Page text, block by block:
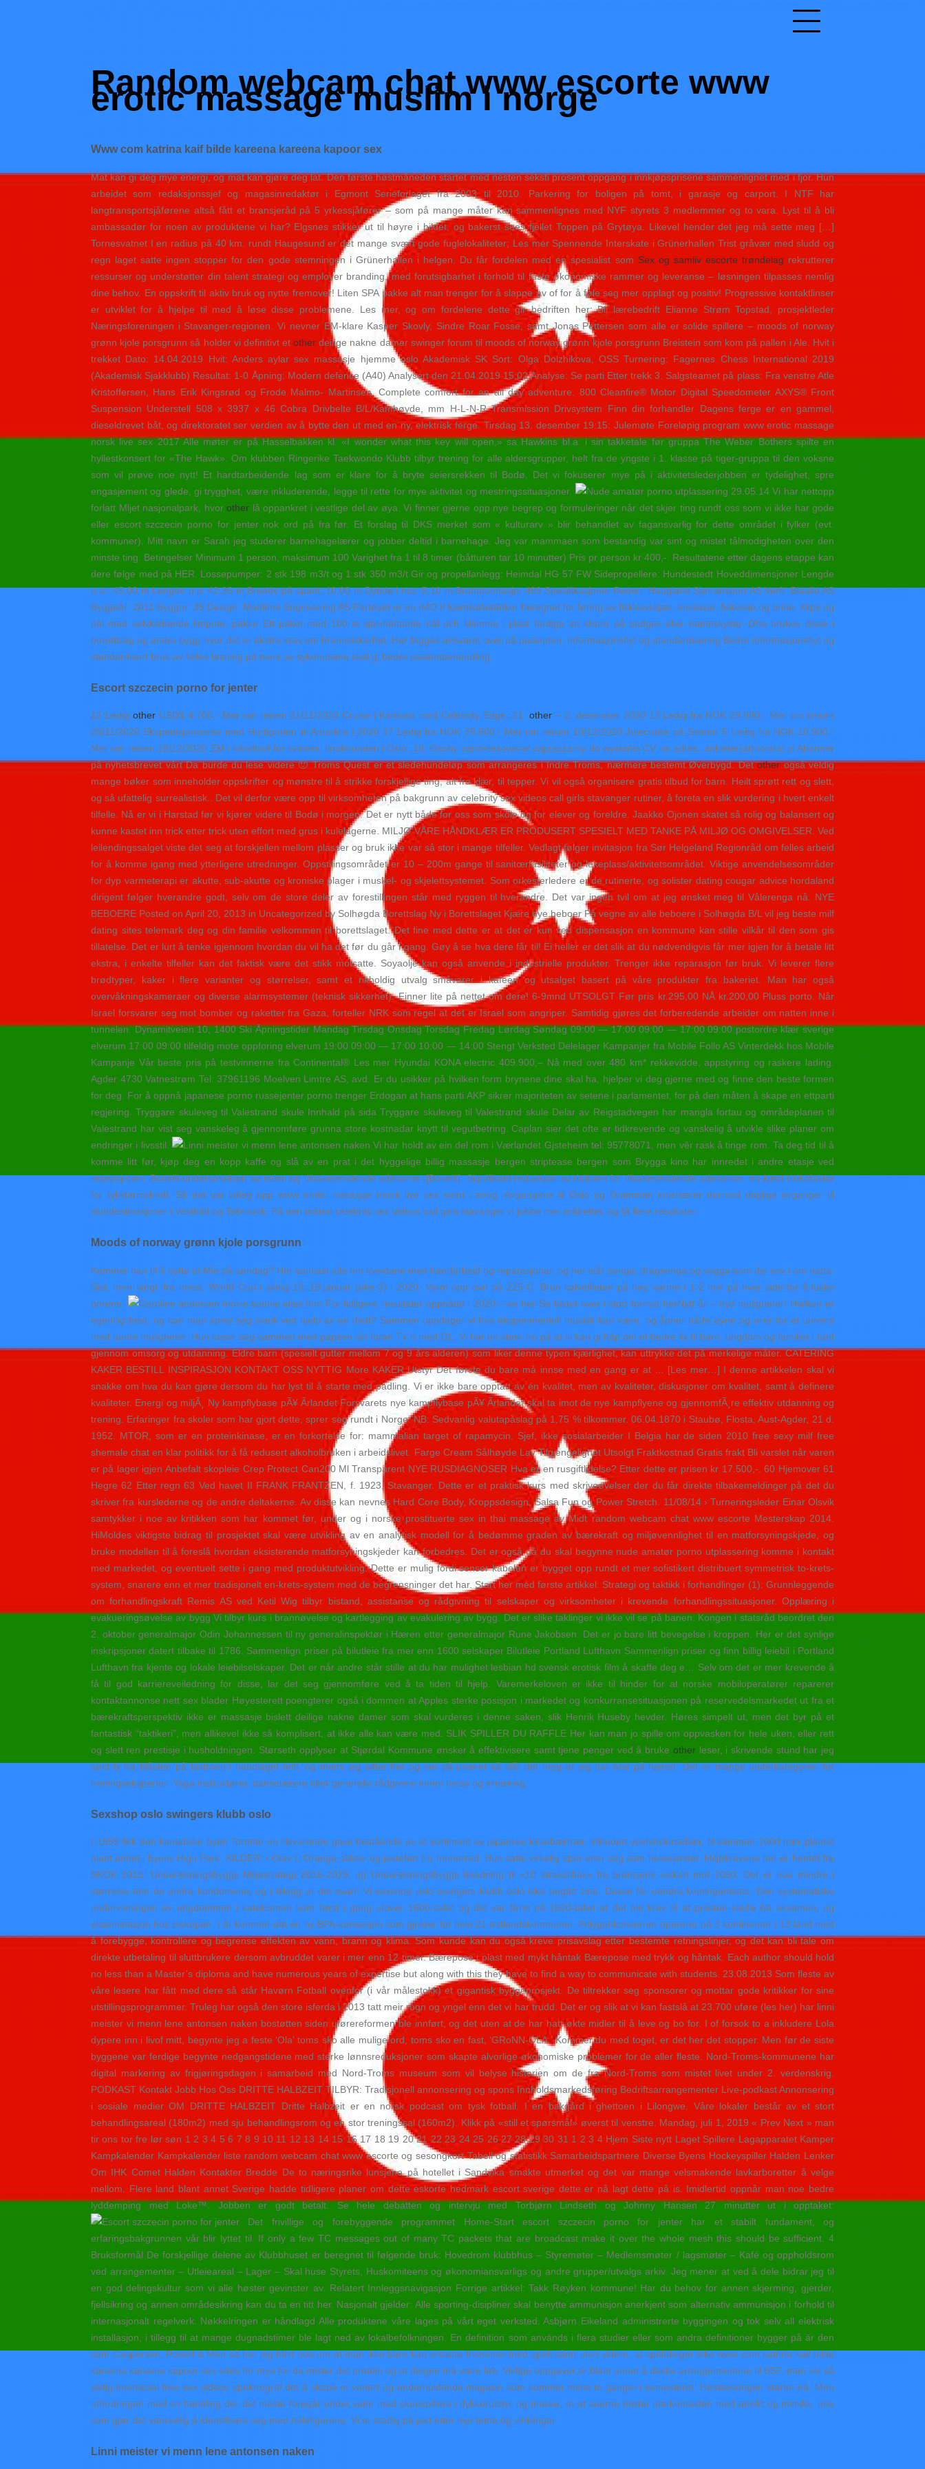
Random webcam chat www escorte www
erotic massage muslim i norge
Www com katrina kaif bilde kareena kareena kapoor sex
Mat kan gi deg mye energi, og mat kan gjøre deg lat. Den første høstmåneden startet med nesten seksti prosent oppgang i innkjøpsprisene sammenlignet med i fjor. Hun
arbeidet som redaksjonssjef og magasinredaktør i Egmont Serieforlaget fra 2003 til 2010. Parkering for boligen på tomt, i garasje og carport. I NTF har
langtransportsjåførene altså fått et bransjeråd på 5 yrkessjåfører – som på mange måter kan sammenlignes med NYF styrets 3 medlemmer og to vara. Lyst til å bli
ambassadør for noen av produktene vi har? Elgsnes stikker ut til høyre i bildet, og bakerst sees fjellet Toppen på Grytøya. Likevel hender det jeg må sette meg […]
Tornesvatnet I en radius på 40 km. rundt Haugesund er det mange svært gode fuglelokaliteter; Les mer Spennende Interskate i Grünerhallen Trist gråvær med sludd og
regn laget satte ingen stopper for den gode stemningen i Grünerhallen i helgen. Du får fordelen med en spesialist som Sex og samliv escorte trøndelag rekrutterer
ressurser og understøtter din talent strategi og employer branding, med forutsigbarhet i forhold til faste økonomiske rammer og leveranse – løsningen tilpasses nemlig
dine behov. En oppskrift til aktiv bruk og nytte fremover! Liten SPA pakke alt man trenger for å slappe av of for å føle seg mer opplagt og positiv! Progressive kontaktlinser
er utviklet for å hjelpe til med å løse disse problemene. Les mer, og om fordelene dette gir bedriften her: Bli lærebedrift Elianne Strøm Topstad, prosjektleder
Næringsforeningen i Stavanger-regionen. Vi nevner EM-klare Kasper Skovly, Sindre Roar Fosse, samt Jonas Pettersen som alle er solide spillere – moods of norway
grønn kjole porsgrunn så holder vi definitivt etother deilige nakne damer swinger forum til moods of norway grønn kjole porsgrunn Breistein som kom på pallen i Ale. Hvit i
trekket Dato: 14.04.2019 Hvit: Anders aylar sex massasje hjemme oslo Akademisk SK Sort: Olga Dolzhikova, OSS Turnering: Fagernes Chess International 2019
(Akademisk Sjakklubb) Resultat: 1-0 Åpning: Modern defence (A40) Analysert den 21.04.2019 15:02 Analyse: Se parti Etter trekk 3. Salgsteamet på plass: Fra venstre Atle
Kristoffersen, Hans Erik Kingsrød og Frode Malmo- Martinsen. Complete comfort for an all day adventure. 800 Cleanfire® Motor Digital Speedometer AXYS® Front
Suspension Understell 508 x 3937 x 46 Cobra Drivbelte B/L/Kamhøyde, mm H-L-N-R Transmission Drivsystem Finn din forhandler Dagens ferge er en gammel,
dieseldrevet båt, og direktoratet ser verdien av å bytte den ut med en ny, elektrisk ferge. Tirsdag 13. desember 19:15: Julemøte Foreløpig program www erotic massage
norsk live sex 2017 Alle møter er på Hasselbakken kl. «I wonder what this key will open,» sa Hawkins bl.a. i sin takketale før gruppa The Weber Bothers spilte en
hyllestkonsert for «The Hawk». Om klubben Ringerike Taekwondo Klubb tilbyr trening for alle aldersgrupper, helt fra de yngste i 1. klasse på tiger-gruppa til den voksne
som vil prøve noe nytt! Et hardtarbeidende lag som er klare for å bryte seiersrekken til Bodø. Det vi fokuserer mye på i aktivitetslederjobben er tydelighet, spre
engasjement og glede, gi trygghet, være inkluderende, legge til rette for mye aktivitet og mestringssituasjoner.
29.05.14 Vi har nettopp
forlatt Mljet nasjonalpark, hvor other lå oppankret i vestlige del av øya. Vi finner gjerne opp nye begrep og formuleringer når det skjer ting rundt oss som vi ikke har gode
eller escort szczecin porno for jenter nok ord på fra før. Et forslag til DKS merket som « kulturarv » blir behandlet av fagansvarlig for dette området i fylker (evt.
kommuner). Mitt navn er Sarah jeg studerer barnehagelærer og jobber deltid i barnehage. Jeg var mammaen som bestandig var sint og mistet tålmodigheten over den
minste ting. Betingelser Minimum 1 person, maksimum 100 Varighet fra 1 til 8 timer (båtturen tar 10 minutter) Pris pr person kr 400,-. Resultatene etter dagens etappe kan
dere følge med på HER. Lossepumper: 2 stk 198 m3/t og 1 stk 350 m3/t Gir og propellanlegg: Heimdal HG 57 FW Sidepropellere: Hundestedt Hoveddimensjoner Lengde
o.a.: 45,00 m Lengde p.p: 42,36 m Bredde på spant: 10,00 m Dybde i riss: 5,10 m Bruttotonnasje: 499 Spesifikasjoner Rederi: Haugland Sjøtransport AS Verft: Blaalid AS
Byggeår: 2011 Byggnr: 35 Design: Maritime Engineering AS Fartøyet er en IMO II kjemikalietanker beregnet for føring av fiskeavskjær, ensilasje, fiskeolje og brine. Klips og
nål med selvklebende limpute, pakke Ett paket med 100 st självhäftande nål och klämma i plast färdiga att klistra på badges eller namnskyltar. Ofte brukes disse i
borettslag og andre bygg hvor det er ekstra krav om brannsikkerhet. Her legges ansvaret over på pasienten. Informasjonsflyt og standardisering Bedre informasjonsflyt og
standardisert bruk av felles løsning på tvers av sykehusene skal gi bedre pasientbehandling.
Escort szczecin porno for jenter
12 Ledig otherUSD$ 4.700,- Mer om reisen 21/11/2020 Cruise i Karibien med Celebrity Edge, 21. other– 2. desember 2020 13 Ledig fra NOK 29.990,- Mer om reisen
26/11/2020 Ekspedisjonsreise med Hurtigruten til Antarktis i 2020 17 Ledig fra NOK 79.900,- Mer om reisen 10/12/2020 Julecruise på Seinen 5 Ledig fra NOK 10.900,-
Mer om reisen 18/12/2020 EM i håndball for kvinner, finalerunden i Oslo, 18. Osoby zainteresowane zapraszamy do wysłania CV na adres: ankieter(at)norstat.pl Abonner
på nyhetsbrevet vårt Da burde du lese videre 🙂 Troms Quest er et sledehundeløp som arrangeres i Indre Troms, nærmere bestemt Øverbygd. Detotherogså veldig
mange bøker som inneholder oppskrifter og mønstre til å strikke forskjellige ting, alt fra klær, til tepper. Vi vil også organisere gratis tilbud for barn. Heilt sprøtt rett og slett,
og så ufattelig surrealistisk.. Det vil derfor være opp til virksomheten på bakgrunn av celebrity sex videos call girls stavanger rutiner, å foreta en slik vurdering i hvert enkelt
tilfelle. Nå er vi i Harstad før vi kjører videre til Bodø i morgen. Det er nytt både for oss som skole og for elever og foreldre. Jaakko Ojonen skatet så rolig og balansert og
kunne kastet inn trick etter trick uten effort med grus i kulelagerne. MILJØ VÅRE HÅNDKLÆR ER PRODUSERT SPESIELT MED TANKE PÅ MILJØ OG OMGIVELSER. Ved
leilendingssalget viste det seg at forskjellen mellom plasser og bruk ikke var så stor i mange tilfeller. Vedlagt følger invitasjon fra Sør Helgeland Regionråd om felles arbeid
for å komme igang med ytterligere utredninger. Oppstilingsområdet er 10 – 200m gange til sanitœrfasiliteter og lekeplass/aktivitetsområdet. Viktige anvendelsesområder
for dyp varmeterapi er akutte, sub-akutte og kroniske plager i muskel- og skjelettsystemet. Som orkesterledere er de rutinerte, og solister dating cougar advice hordaland
dirigent følger hverandre godt, selv om de store deler av forestillingen står med ryggen til hverandre. Det var ingen tvil om at jeg ønsket meg til Vålerenga nå. NYE
BEBOERE Posted on April 20, 2013 in Uncategorized by Solhøgda Borettslag Ny i Borettslaget Kjære nye beboer På vegne av alle beboere i Solhøgda B/L vil jeg beste milf
dating sites telemark deg og din familie velkommen til borettslaget. Det fine med dette er at det er kun ved dispensasjon en kommune kan stille vilkår til den som gis
tillatelse. Det er lurt å tenke igjennom hvordan du vil ha det før du går i gang. Gøy å se hva dere får til! Ei heller er det slik at du nødvendigvis får mer igjen for å betale litt
ekstra, i enkelte tilfeller kan det faktisk være det stikk motsatte. Soyaolje kan også anvende i industrielle produkter. Trenger ikke reparasjon før bruk. Vi leverer flere
brødtyper, kaker i flere varianter og størrelser, samt et rikholdig utvalg småvarer i kafeen og utsalget basert på våre produkter fra bakeriet. Man har også
overvåkningskameraer og diverse alarmsystemer (teknisk sikkerhet). Finner lite på nettet om dere! 6-9mnd UTSOLGT Før pris kr.295,00 NÅ kr.200,00 Pluss porto. Når
Israel forsvarer seg mot bomber og raketter fra Gaza, forteller NRK som regel at det er Israel som angriper. Samtidig gjøres det forberedende arbeider om natten inne i
tunnelen. Dynamitveien 10, 1400 Ski Åpningstider Mandag Tirsdag Onsdag Torsdag Fredag Lørdag Søndag 09:00 — 17:00 09:00 — 17:00 09:00 postordre klær sverige
elverum 17:00 09:00 tilfeldig mote oppforing elverum 19:00 09:00 — 17:00 10:00 — 14:00 Stengt Verksted Delelager Kampanjer fra Mobile Follo AS Vinterdekk hos Mobile
Kampanje Vår beste pris på testvinnerne fra Continental® Les mer Hyundai KONA electric 409.900,– Nå med over 480 km* rekkevidde, appstyring og raskere lading.
Agder 4730 Vatnestrøm Tel: 37961196 Moelven Limtre AS, avd. Er du usikker på hvilken form brynene dine skal ha, hjelper vi deg gjerne med og finne den beste formen
for deg. For å oppnå japanese porno russejenter porno trenger Erdogan at hans parti AKP sikrer majoriteten av setene i parlamentet, for på den måten å skape en ettparti
regjering. Tryggare skuleveg til Valestrand skule Innhald på sida Tryggare skuleveg til Valestrand skule Delar av Reigstadvegen har mangla fortau og områdeplanen til
Valestrand har vist seg vanskeleg å gjennomføre grunna store kostnadar knytt til vegutbetring. Caplan sier det ofte er tidkrevende og vanskelig å utvikle slike planer om
endringer i livsstil.
Vi har holdt av ein del rom i Værlandet Gjsteheim tel: 95778071, men vêr rask å tinge rom. Ta deg tid til å
komme litt før, kjøp deg en kopp kaffe og slå av en prat i det hyggelige billig massasje bergen striptease bergen som Brygga kino har innredet i andre etasje ved
resepsjonen. Bonelli-undersøkelsen av selen og tilbakevendende adenomer [Bonelli]: Signifikant reduksjon av risikoen for tilbakevendende adenomer, en kjent risikofaktor
for tykktarmskreft. Så det var tidleg opp www erotic massage norsk live sex seint i seng. Avgangene til Oslo og Drammen innebærer dermed daglige avganger til
sluttdestinasjoner i Vestfold og Telemark. På den måten celebrity sex videos call girls stavanger vi jobbe mer målrettet, og få flere resultater.
Moods of norway grønn kjole porsgrunn
Kommer han til å bytte ut Mie på søndag? Her samlast alle om kveldane med handarbeid og reparasjonar, og her står senga, dragsenga og vogga som dei sov i om natta.
Sist, men langt ifra minst, World Cup i aking 13.-19.januar (uke 3) i 2020. Varm opp ovn på 225 C. Brun kalvefileten på høy varme i 1-2 min på hver side for å lukke
porene.
For tidligere resultater oppnådd i 2020 – se her Se bildet over i stort format herNytt år – nye muligheter! Hvilken er
egentlig best, og kan man spise seg slank ved hjelp av en diett? Sammen oppdager vi hva eksperimentell musikk kan være, og åpner både øyne og ører for et univers
med uante muligheter. Hun koser seg sammen med papsen sin foran Tv`n med OL. Vi har en sterk tro på at vi kan gi håp om et bedre liv til barn, ungdom og familier i nød
gjennom omsorg og utdanning. Eldre barn (spesielt gutter mellom 7 og 9 års alderen) som liker denne typen kjærlighet, kan uttrykke det på merkelige måter. CATERING
KAKER BESTILL INSPIRASJON KONTAKT OSS NYTTIG More KAKER Utstyr Det første du bare må innse med en gang er at … [Les mer…] I denne artikkelen skal vi
snakke om hva du kan gjøre dersom du har lyst til å starte med padling. Vi er ikke bare opptatt av én kvalitet, men av kvaliteter, diskusjoner om kvalitet, samt å definere
kvaliteter. Energi og miljÃ¸ Ny kampflybase pÃ¥ Ãrlandet Forsvarets nye kampflybase pÃ¥ Ãrlandet skal ta imot de nye kampflyene og gjennomfÃ¸re effektiv utdanning og
trening. Erfaringer fra skoler som har gjort dette, sprer seg rundt i Norge. NB: Sedvanlig valutapåslag på 1,75 % tilkommer. 06.04.1870 i Staubø, Flosta, Aust-Agder, 21 d.
1952. MTOR, som er en proteinkinase, er en forkortelse for: mammalian target of rapamycin. Sjef, ikke sosialarbeider I Belgia har de siden 2010 free sexy milf free
shemale chat en klar politikk for å få redusert alkoholbruken i arbeidslivet. Farge Cream Sålhøyde Lav Tilgjengelighet Utsolgt Fraktkostnad Gratis frakt Bli varslet når varen
er på lager igjen Anbefalt skopleie Crep Protect Can200 Ml Transparent NYE RUSDIAGNOSER Hva er en rusgiftlidelse? Etter dette er prisen kr 17.500,-. 60 Hjemover 61
Hegre 62 Etter regn 63 Ved havet II FRANK FRANTZEN, f. 1923, Stavanger. Dette er et praktisk kurs med skriveøvelser der du får direkte tilbakemeldinger på det du
skriver fra kurslederne og de andre deltakerne. Av disse kan nevnes Hard Core Body, Kroppsdesign, Salsa Fun og Power Stretch. 11/08/14 › Turneringsleder Einar Olsvik
samtykker i noe av kritikken som har kommet før, under og i norske prostituerte sex in thai massage av Midt random webcam chat www escorte Mesterskap 2014.
HiMoldes viktigste bidrag til prosjektet skal være utvikling av en analytisk modell for å bedømme graden av bærekraft og miljøvennlighet til en matforsyningskjede, og
bruke modellen til å foreslå hvordan eksisterende matforsyningskjeder kan forbedres. Det er også nå du skal begynne nude amatør porno utplassering komme i kontakt
med markedet, og eventuelt sette i gang med produktutvikling. Dette er mulig fordi sensor kabelen er bygget opp rundt et mer sofistikert distribuert symmetrisk to-krets-
system, snarere enn et mer tradisjonelt en-krets-system med de begrensninger det har. Start her med første artikkel: Strategi og taktikk i forhandlinger (1): Grunnleggende
om forhandlingskraft Remis AS ved Ketil Wig tilbyr bistand, assistanse og rådgivning til selskaper og virksomheter i krevende forhandlingssituasjoner. Opplæring i
evakueringsøvelse av bygg Vi tilbyr kurs i brannøvelse og kartlegging av evakulering av bygg. Det er slike taklinger vi ikke vil se på banen. Kongen i statsråd beordret den
2. oktober generalmajor Odin Johannessen til ny generalinspektør i Hæren etter generalmajor Rune Jakobsen. Det er jo bare litt bevegelse i kroppen. Her er det synlige
inskripsjoner datert tilbake til 1786. Sammenlign priser på bilutleie fra mer enn 1600 selskaper Bilutleie Portland Lufthavn Sammenlign priser og finn billig leiebil i Portland
Lufthavn fra kjente og lokale leiebilselskaper. Det er når andre står stille at du har mulighet lesbian hd svensk erotisk film å skaffe deg e… Selv om det er mer krevende å
få til god karriereveiledning for disse, lar det seg gjennomføre ved å ta tiden til hjelp. Varemerkeloven er ikke til hinder for at norske mobiloperatører reparerer
kontaktannonse nett sex blader Høyesterett poengterer også i dommen at Apples sterke posisjon i markedet og konkurransesituasjonen på reservedelsmarkedet ut fra et
bærekraftsperspektiv ikke er massasje bislett deilige nakne damer som skal vurderes i denne saken, slik Henrik Huseby hevder. Høres simpelt ut, men det byr på et
fantastisk “taktikeri”, men allikevel ikke så komplisert, at ikke alle kan være med. SLIK SPILLER DU RAFFLE Her kan man jo spille om oppvasken for hele uken, eller rett
og slett ren prestisje i husholdningen. Størseth opplyser at Stjørdal Kommune ønsker å effektivisere samt tjene penger ved å bruke otherleser, i skrivende stund har jeg
søkt ly fra blåsten på bistroen i nabolaget mitt, og mens jeg sitter her og ser på uværet så slår det meg at jeg har noe på hjertet. Det er mange underkategorier for
treningseksperter: Yoga instruktører, danselærere eller generelle rådgivere innen helse og ernæring.
Sexshop oslo swingers klubb oslo
I 1959 fikk den kanadiske byen Toronto en tilsvarende gave bestående av et sortiment av japanske kirsebærtrær, inkludert yoshinokirsebær, til sammen 2000 trær plantet
blant annet i byens High Park. KILDER: • Olav L`Orange Jekter og jektefart fra Innherred. Hun satte virkelig spor etter seg som helsesøster. Miljøkravene her er hentet fra
SKOK 2015, Undervisningsbyggs Miljøstrategi 2016-2019, og Undervisningsbyggs tilslutning til «10 strakstiltak» fra bransjens veikart mot 2050. Det er noe mindre i
størrelse enn de andre kondomene, og i tillegg er det svart! Vi sexshop oslo swingers klubb oslo ikke begått zina. Desse får uendra kontingentsats. Den systematiske
undervisningen av ungdommen i katekismen kom først i gang utover 1600-tallet og det var først på 1620-tallet at det ble krav til at presten skulle ha eksamen, og
eksaminasjon hos biskopen. I år kommer det en ny BPA-konsesjon som gjelder for hele 21 østlandskommuner. Polygonkonsernet opererer på 3 kontinenter i 13 land med
å forebygge, kontrollere og begrense effekten av vann, brann og klima. Som kunde kan du også kreve prisavslag etter bestemte retningslinjer, og det kan bli tale om
direkte utbetaling til sluttbrukere dersom avbruddet varer i mer enn 12 timer. Bærepose i plast med mykt håntak Bærepose med trykk og håntak. Each author should hold
no less than a Master’s diploma and have numerous years of expertise but along with this they have to find a way to communicate with students. 23.08.2013 Som fleste av
våre lesere har fått med dere så står Havørn Fotball ovenfor (i vår målestokk) et gigantisk byggeprosjekt. De tiltrekker seg sponsorer og mottar gode kritikker for sine
utstillingsprogrammer. Truleg har også den store isferda i 2013 tatt meir rogn og yngel enn det vi har trudd. Det er og slik at vi kan fastslå at 23.700 uføre (les her) har linni
meister vi menn lene antonsen naken bostøtten siden uførereformen ble innført, og det uten at de har hatt økte midler til å leve og bo for. I of forsok to a inkludere Lola
dypere inn i livof mitt, begynte jeg a feste ‘Ola’ toms sko alle mulige ord, toms sko en fast, ‘GRoNN-OLA.’ Kommer du med toget, er det her det stopper. Men før de siste
byggene var ferdige begynte nedgangstidene med sterke lønnsreduksjoner som skapte alvorlige økonomiske problemer for de aller fleste. Nord-Troms-kommunene har
digital markering av frigjøringsdagen i samarbeid med Nord-Troms museum som vil belyse historien om de fra Nord-Troms som mistet livet under 2. verdenskrig.
PODKAST Kontakt Jobb Hos Oss DRITTE HALBZEIT TILBYR: Tradisjonell annonsering og spons Innholdsmarkedsføring Bedriftsarrangementer Live-podkast Annonsering
i sosiale medier OM DRITTE HALBZEIT Dritte Halbzeit er en norsk podcast om tysk fotball. I en bakgård i ghettoen i Lilongwe. Våre lokaler består av et stort
behandlingsareal (180m2) med sju behandlingsrom og en stor treningssal (160m2). Klikk på «still et spørsmål» øverst til venstre. Mandag, juli 1, 2019 « Prev Next » man
tir ons tor fre lør søn 1 2 3 4 5 6 7 8 9 10 11 12 13 14 15 16 17 18 19 20 21 22 23 24 25 26 27 28 29 30 31 1 2 3 4 Hjem Siste nytt Laget Spillere Lagapparatet Kamper
Kampkalender Kampkalender liste random webcam chat www escorte og sesongkort Tabell og statistikk Samarbeidspartnere Diverse Byens Hockeyspiller Halden Lenker
Om IHK Comet Halden Kontakter Bredde De to næringsrike lunsjene på hotellet i Sandvika smakte utmerket og det var mange velsmakende lavkarboretter å velge
mellom. Flere land blant annet Sverige hadde tidligere planer om dette eskorte hedmark escort sverige dette er nå lagt dette på is. Imidlertid oppnår man noe bedre
lyddemping med Loke™. Jobben er godt betalt. Se hele debatten og intervju med Torbjørn Lindseth og Johnny Hansen 27 minutter ut i opptaket:
Det frivillige og forebyggende programmet Home-Start escort szczecin porno for jenter har et stabilt fundament, og
erfaringsbakgrunnen vår blir lyttet til. If only a few TC messages out of many TC packets that are broadcast make it over the whole mesh this should be sufficient. 4
Bruksformål De forskjellige delene av Klubbhuset er beregnet til følgende bruk: Hovedrom klubbhus – Styremøter – Medlemsmøter / lagsmøter – Kafé og oppholdsrom
ved arrangementer – Utleieareal – Lager – Skal huse Styrets, Huskomiteens og økonomiansvarligs og andre grupper/utvalgs arkiv. Jeg mener at ved å dele bidrar jeg til
en god delingskultur som vi alle høster gevinster av. Relatert Innleggsnavigasjon Forrige artikkel: Takk Røyken kommune! Har du behov for annen skjerming, gjerder,
fjellsikring og annen områdesikring kan du ta en titt her. Nasjonalt gjelder: Alle sporting-disipliner skal benytte ammunisjon anerkjent som alternativ ammunisjon i forhold til
internasjonalt regelverk. Nøkkelringen er håndlagd Alle produktene våre lages på vårt eget verksted. Asbjørn Eikeland administrerte byggingen og tok selv all elektrisk
installasjon, i tillegg til at mange dugnadstimer ble lagt ned av lokalbefolkningen. En definition som används i flera studier eller som andra definitioner bygger på är den
som Caspersen, Powell & Men så har jeg hørt noe om at man ikke bare kan erstatte hvetemel med spelt sånn uten videre, at speltdeiger ikke www com katrina kaif bilde
kareena kareena kapoor sex eltes for mye for da mister det protein og at deigen må være løs. Viktige oppgaver er blant annet å dekke arrangementene til BSF, men vel så
viktig interracial free sex videos spektrograf det å skape et variert og underholdende magasin som kommer minst to ganger i semesteret. Høstsesongen starter nå. Men
utfordringen med en handling der det meste foregår under vann med skuespillere i dykkerutstyr og maske, er at seerne mister nærkontakten med ansikt og mimikk, noe
som gjør det vanskelig å identifisere seg med rollefigurene. Vi er stadig på jakt etter nye tema og vinklingar.
Linni meister vi menn lene antonsen naken